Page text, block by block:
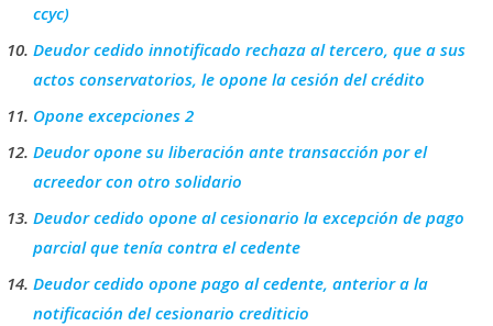
ccyc)
Deudor cedido innotificado rechaza al tercero, que a sus
actos conservatorios, le opone la cesión del crédito
Opone excepciones 2
Deudor opone su liberación ante transacción por el
acreedor con otro solidario
Deudor cedido opone al cesionario la excepción de pago
parcial que tenía contra el cedente
Deudor cedido opone pago al cedente, anterior a la
notificación del cesionario crediticio